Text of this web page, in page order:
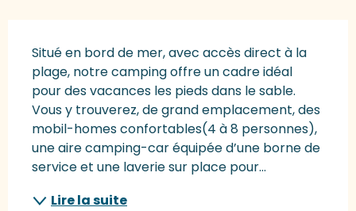
Situé en bord de mer, avec accès direct à la
plage, notre camping offre un cadre idéal
pour des vacances les pieds dans le sable.
Vous y trouverez, de grand emplacement, des
mobil-homes confortables(4 à 8 personnes),
une aire camping-car équipée d’une borne de
service et une laverie sur place pour...
Lire la suite